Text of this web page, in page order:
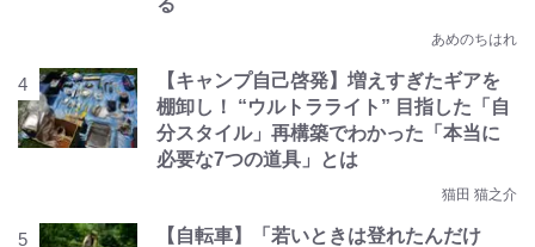
あめのちはれ
【キャンプ自己啓発】増えすぎたギアを
棚卸し！ “ウルトラライト” 目指した「自
分スタイル」再構築でわかった「本当に
必要な7つの道具」とは
猫田 猫之介
【自転車】「若いときは登れたんだけ